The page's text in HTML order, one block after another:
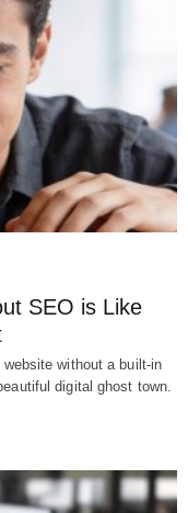
SEO is Like
without a built-in
digital ghost town.